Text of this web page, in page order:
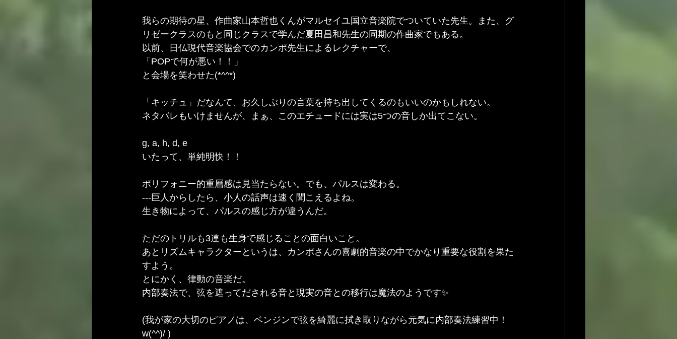
我らの期待の星、作曲家山本哲也くんがマルセイユ国立音楽院でついていた先生。また、グ
リゼークラスのもと同じクラスで学んだ夏田昌和先生の同期の作曲家でもある。
以前、日仏現代音楽協会でのカンポ先生によるレクチャーで、
「POPで何が悪い！！」
と会場を笑わせた(*^^*)
「キッチュ」だなんて、お久しぶりの言葉を持ち出してくるのもいいのかもしれない。
ネタバレもいけませんが、まぁ、このエチュードには実は5つの音しか出てこない。
g, a, h, d, e
いたって、単純明快！！
ポリフォニー的重層感は見当たらない。でも、パルスは変わる。
---巨人からしたら、小人の話声は速く聞こえるよね。
生き物によって、パルスの感じ方が違うんだ。
ただのトリルも3連も生身で感じることの面白いこと。
あとリズムキャラクターというは、カンポさんの喜劇的音楽の中でかなり重要な役割を果た
すよう。
とにかく、律動の音楽だ。
内部奏法で、弦を遮ってだされる音と現実の音との移行は魔法のようです✨
(我が家の大切のピアノは、ベンジンで弦を綺麗に拭き取りながら元気に内部奏法練習中！
w(^^)/ )